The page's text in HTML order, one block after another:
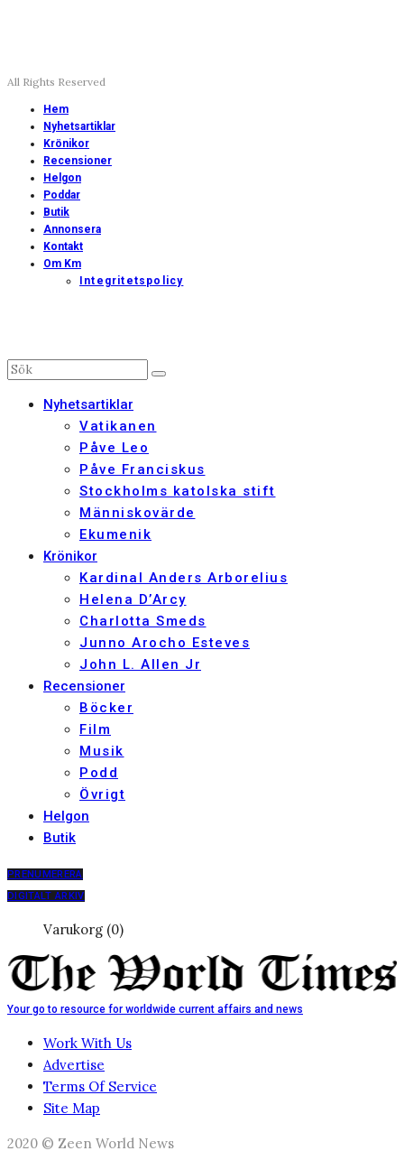
All Rights Reserved
Hem
Nyhetsartiklar
Krönikor
Recensioner
Helgon
Poddar
Butik
Annonsera
Kontakt
Om Km
Integritetspolicy
Nyhetsartiklar
Vatikanen
Påve Leo
Påve Franciskus
Stockholms katolska stift
Människovärde
Ekumenik
Krönikor
Kardinal Anders Arborelius
Helena D’Arcy
Charlotta Smeds
Junno Arocho Esteves
John L. Allen Jr
Recensioner
Böcker
Film
Musik
Podd
Övrigt
Helgon
Butik
PRENUMERERA
DIGITALT ARKIV
Varukorg (0)
Your go to resource for worldwide current affairs and news
Work With Us
Advertise
Terms Of Service
Site Map
2020 © Zeen World News